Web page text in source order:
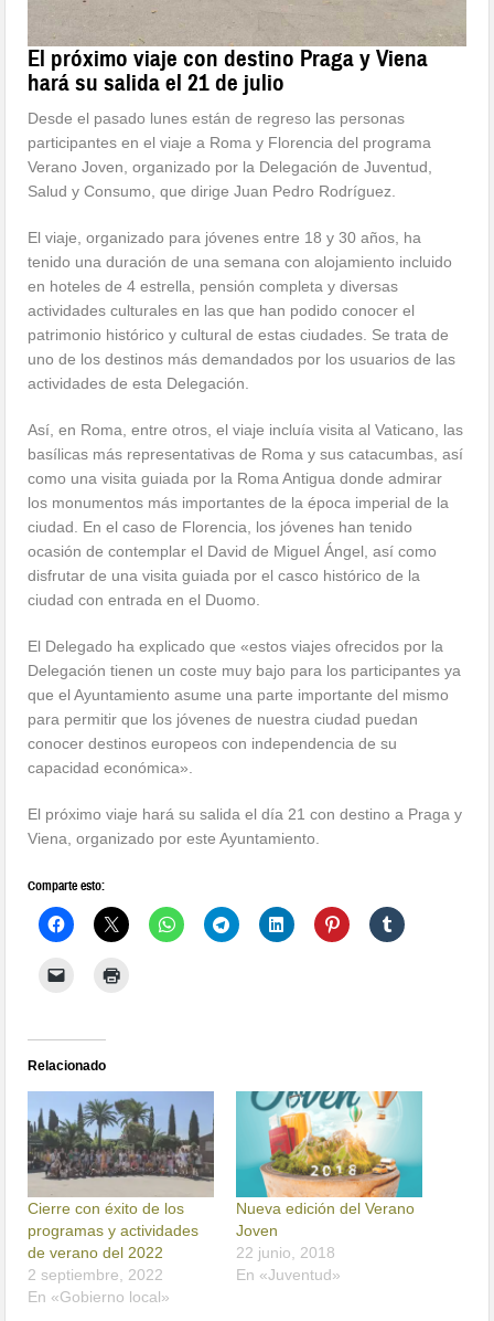
El próximo viaje con destino Praga y Viena
hará su salida el 21 de julio
Desde el pasado lunes están de regreso las personas
participantes en el viaje a Roma y Florencia del programa
Verano Joven, organizado por la Delegación de Juventud,
Salud y Consumo, que dirige Juan Pedro Rodríguez.
El viaje, organizado para jóvenes entre 18 y 30 años, ha
tenido una duración de una semana con alojamiento incluido
en hoteles de 4 estrella, pensión completa y diversas
actividades culturales en las que han podido conocer el
patrimonio histórico y cultural de estas ciudades. Se trata de
uno de los destinos más demandados por los usuarios de las
actividades de esta Delegación.
Así, en Roma, entre otros, el viaje incluía visita al Vaticano, las
basílicas más representativas de Roma y sus catacumbas, así
como una visita guiada por la Roma Antigua donde admirar
los monumentos más importantes de la época imperial de la
ciudad. En el caso de Florencia, los jóvenes han tenido
ocasión de contemplar el David de Miguel Ángel, así como
disfrutar de una visita guiada por el casco histórico de la
ciudad con entrada en el Duomo.
El Delegado ha explicado que «estos viajes ofrecidos por la
Delegación tienen un coste muy bajo para los participantes ya
que el Ayuntamiento asume una parte importante del mismo
para permitir que los jóvenes de nuestra ciudad puedan
conocer destinos europeos con independencia de su
capacidad económica».
El próximo viaje hará su salida el día 21 con destino a Praga y
Viena, organizado por este Ayuntamiento.
Comparte esto:
Relacionado
Cierre con éxito de los
programas y actividades
de verano del 2022
2 septiembre, 2022
En «Gobierno local»
Nueva edición del Verano
Joven
22 junio, 2018
En «Juventud»